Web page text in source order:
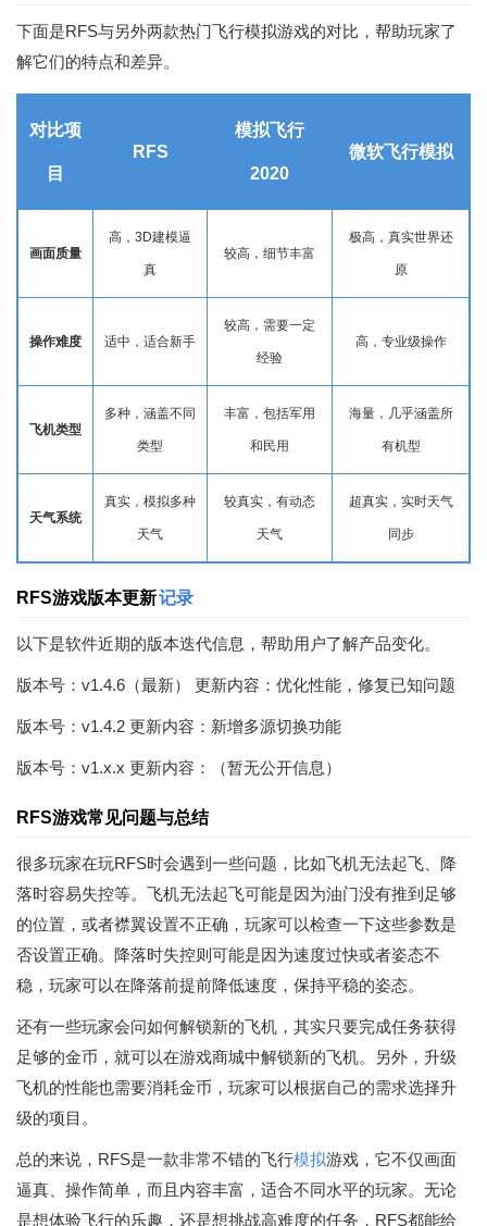
下面是RFS与另外两款热门飞行模拟游戏的对比，帮助玩家了
解它们的特点和差异。
对比项
目
RFS
模拟飞行
2020
微软飞行模拟
画面质量
高，3D建模逼
真
较高，细节丰富
极高，真实世界还
原
操作难度 适中，适合新手
较高，需要一定
经验
高，专业级操作
飞机类型
多种，涵盖不同
类型
丰富，包括军用
和民用
海量，几乎涵盖所
有机型
天气系统
真实，模拟多种
天气
较真实，有动态
天气
超真实，实时天气
同步
RFS游戏版本更新记录
以下是软件近期的版本迭代信息，帮助用户了解产品变化。
版本号：v1.4.6（最新） 更新内容：优化性能，修复已知问题
版本号：v1.4.2 更新内容：新增多源切换功能
版本号：v1.x.x 更新内容：（暂无公开信息）
RFS游戏常见问题与总结
很多玩家在玩RFS时会遇到一些问题，比如飞机无法起飞、降
落时容易失控等。飞机无法起飞可能是因为油门没有推到足够
的位置，或者襟翼设置不正确，玩家可以检查一下这些参数是
否设置正确。降落时失控则可能是因为速度过快或者姿态不
稳，玩家可以在降落前提前降低速度，保持平稳的姿态。
还有一些玩家会问如何解锁新的飞机，其实只要完成任务获得
足够的金币，就可以在游戏商城中解锁新的飞机。另外，升级
飞机的性能也需要消耗金币，玩家可以根据自己的需求选择升
级的项目。
总的来说，RFS是一款非常不错的飞行模拟游戏，它不仅画面
逼真、操作简单，而且内容丰富，适合不同水平的玩家。无论
是想体验飞行的乐趣，还是想挑战高难度的任务，RFS都能给